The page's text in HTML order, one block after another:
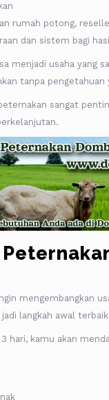
rumah potong,
dan sistem bagi
menjadi usaha yang
tanpa pengetahuan
sangat
mengembangkan
jadi langkah awal
hari, kamu akan